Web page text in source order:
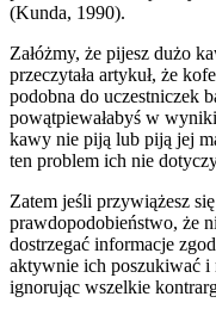
(Kunda, 1990).
Załóżmy, że pijesz dużo
przeczytała artykuł, że
podobna do uczestniczek
powątpiewałabyś w
kawy nie piją lub piją jej
ten problem ich nie
Zatem jeśli przywiążesz
prawdopodobieństwo, że
dostrzegać informacje
aktywnie ich poszukiwać i
ignorując wszelkie